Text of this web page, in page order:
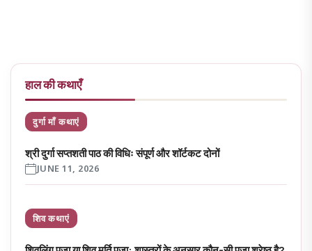
हाल की कथाएँ
दुर्गा माँ कथाएं
श्री दुर्गा सप्तशती पाठ की विधिः संपूर्ण और शॉर्टकट दोनों
JUNE 11, 2026
शिव कथाएं